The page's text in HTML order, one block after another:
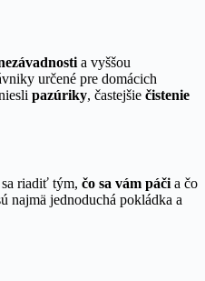
a vyššou
určené pre domácich
pazúriky, častejšie čistenie
riadiť tým, čo sa vám páči a čo
najmä jednoduchá pokládka a